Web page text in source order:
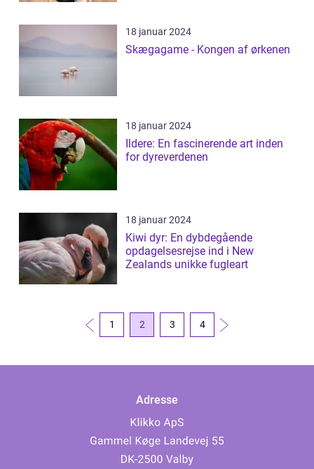
18 januar 2024
Skægagame - Kongen af ørkenen
18 januar 2024
Ildere: En fascinerende art inden
for dyreverdenen
18 januar 2024
Kiwi dyr: En dybdegående
opdagelsesrejse ind i New
Zealands unikke fugleart
1 2 3 4
Adresse